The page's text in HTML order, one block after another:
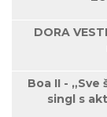
DORA
Boa II -
singl s